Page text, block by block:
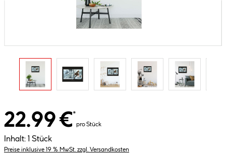
22.99 €*
pro Stück
Inhalt: 1 Stück
Preise inklusive 19 % MwSt. zzgl. Versandkosten